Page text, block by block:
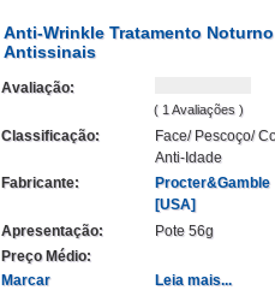
Anti-Wrinkle Tratamento Noturno
Antissinais
Avaliação:
( 1 Avaliações )
Classificação:
Face/ Pescoço/
Anti-Idade
Fabricante:
Procter&Gamble
[USA]
Apresentação:
Pote 56g
Preço Médio:
Marcar
Leia mais...